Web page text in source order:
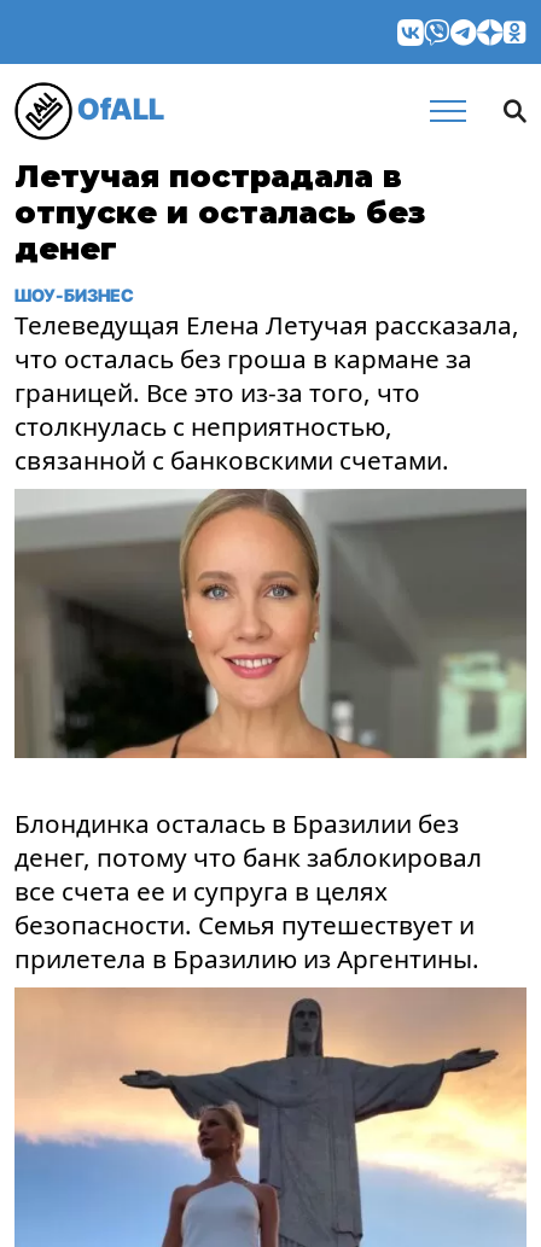
OfALL
Летучая пострадала в
отпуске и осталась без
денег
ШОУ-БИЗНЕС
Телеведущая Елена Летучая рассказала,
что осталась без гроша в кармане за
границей. Все это из-за того, что
столкнулась с неприятностью,
связанной с банковскими счетами.
Блондинка осталась в Бразилии без
денег, потому что банк заблокировал
все счета ее и супруга в целях
безопасности. Семья путешествует и
прилетела в Бразилию из Аргентины.